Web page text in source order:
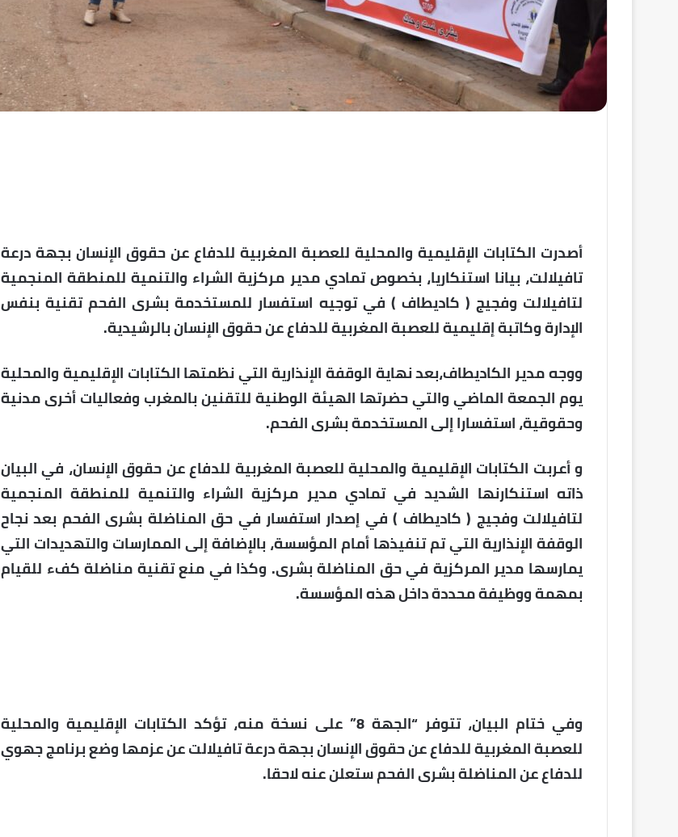
أصدرت الكتابات الإقليمية والمحلية للعصبة المغربية للدفاع عن حقوق الإنسان بجهة درعة
تافيلالت، بيانا استنكاريا، بخصوص تمادي مدير مركزية الشراء والتنمية للمنطقة المنجمية
لتافيلالت وفجيج ( كاديطاف ) في توجيه استفسار للمستخدمة بشرى الفحم تقنية بنفس
الإدارة وكاتبة إقليمية للعصبة المغربية للدفاع عن حقوق الإنسان بالرشيدية.
ووجه مدير الكاديطاف،بعد نهاية الوقفة الإنذارية التي نظمتها الكتابات الإقليمية والمحلية
يوم الجمعة الماضي والتي حضرتها الهيئة الوطنية للتقنين بالمغرب وفعاليات أخرى مدنية
وحقوقية، استفسارا إلى المستخدمة بشرى الفحم.
و أعربت الكتابات الإقليمية والمحلية للعصبة المغربية للدفاع عن حقوق الإنسان، في البيان
ذاته استنكارنها الشديد في تمادي مدير مركزية الشراء والتنمية للمنطقة المنجمية
لتافيلالت وفجيج ( كاديطاف ) في إصدار استفسار في حق المناضلة بشرى الفحم بعد نجاح
الوقفة الإنذارية التي تم تنفيذها أمام المؤسسة، بالإضافة إلى الممارسات والتهديدات التي
يمارسها مدير المركزية في حق المناضلة بشرى. وكذا في منع تقنية مناضلة كفء للقيام
بمهمة ووظيفة محددة داخل هذه المؤسسة.
وفي ختام البيان، تتوفر “الجهة 8” على نسخة منه، تؤكد الكتابات الإقليمية والمحلية
للعصبة المغربية للدفاع عن حقوق الإنسان بجهة درعة تافيلالت عن عزمها وضع برنامج جهوي
للدفاع عن المناضلة بشرى الفحم ستعلن عنه لاحقا.